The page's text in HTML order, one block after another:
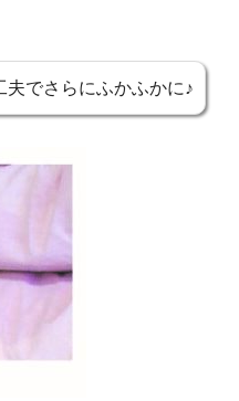
夫でさらにふかふかに♪